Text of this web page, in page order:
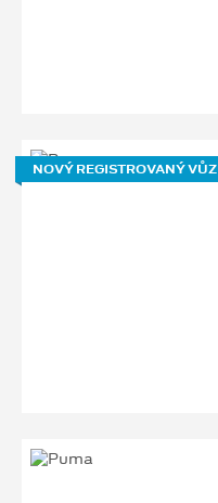
NOVÝ REGISTROVANÝ VŮZ